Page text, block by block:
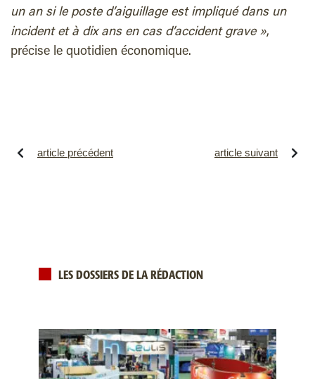
un an si le poste d’aiguillage est impliqué dans un
incident et à dix ans en cas d’accident grave »,
précise le quotidien économique.
article précédent article suivant
LES DOSSIERS DE LA RÉDACTION